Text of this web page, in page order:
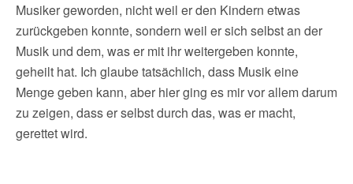
Musiker geworden, nicht weil er den Kindern etwas
zurückgeben konnte, sondern weil er sich selbst an der
Musik und dem, was er mit ihr weitergeben konnte,
geheilt hat. Ich glaube tatsächlich, dass Musik eine
Menge geben kann, aber hier ging es mir vor allem darum
zu zeigen, dass er selbst durch das, was er macht,
gerettet wird.